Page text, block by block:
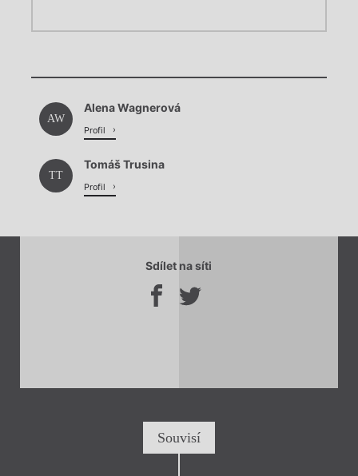
Načítá se.
Chviličku.
Načítá se.
AW
Alena Wagnerová
Profil
TT
Tomáš Trusina
Profil
Sdílet na síti
Souvisí